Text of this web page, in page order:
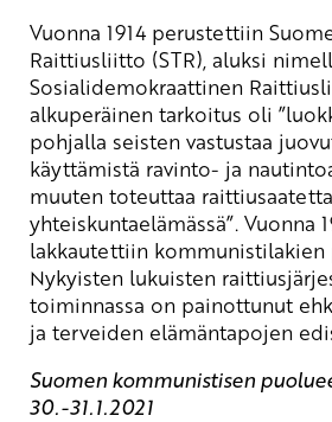
Vuonna 1914 perustettiin
Raittiusliitto (STR), aluksi
Sosialidemokraattinen
alkuperäinen tarkoitus oli
pohjalla seisten vastustaa
käyttämistä ravinto- ja
muuten toteuttaa raittiusaatetta
yhteiskuntaelämässä”. Vuonna
lakkautettiin kommunistilakien
Nykyisten lukuisten
toiminnassa on painottunut
ja terveiden elämäntapojen
Suomen kommunistisen
30.-31.1.2021